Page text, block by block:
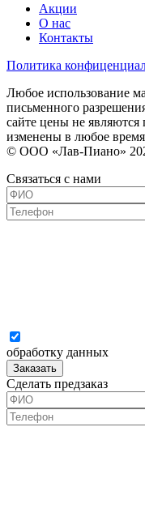
Акции
О нас
Контакты
Политика
Любое использование
письменного
сайте цены не
изменены в любое
© ООО «Лав-Пиано»
Связаться с нами
обработку данных
Заказать
Сделать предзаказ